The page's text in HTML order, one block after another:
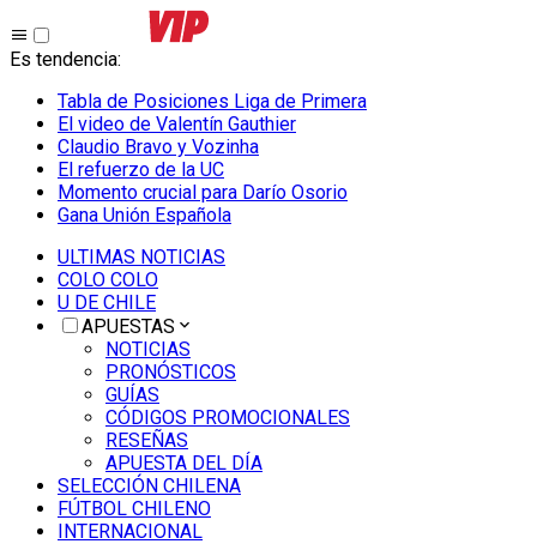
Es tendencia:
Tabla de Posiciones Liga de Primera
El video de Valentín Gauthier
Claudio Bravo y Vozinha
El refuerzo de la UC
Momento crucial para Darío Osorio
Gana Unión Española
ULTIMAS NOTICIAS
COLO COLO
U DE CHILE
APUESTAS
NOTICIAS
PRONÓSTICOS
GUÍAS
CÓDIGOS PROMOCIONALES
RESEÑAS
APUESTA DEL DÍA
SELECCIÓN CHILENA
FÚTBOL CHILENO
INTERNACIONAL